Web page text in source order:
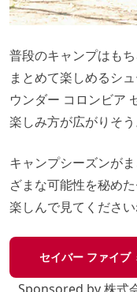
普段のキャンプはも
まとめて楽しめるシ
ウンダー コロンビア
楽しみ方が広がりそう
キャンプシーズンが
ざまな可能性を秘め
楽しんで見てください
セイバー ファイブ